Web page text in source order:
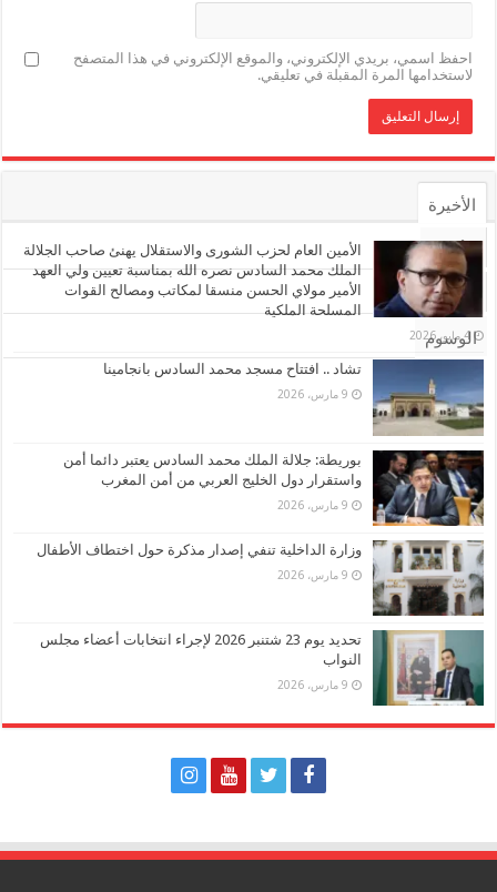
احفظ اسمي، بريدي الإلكتروني، والموقع الإلكتروني في هذا المتصفح
لاستخدامها المرة المقبلة في تعليقي.
الأخيرة
الأشهر
تعليقات
الوسوم
الأمين العام لحزب الشورى والاستقلال يهنئ صاحب الجلالة
الملك محمد السادس نصره الله بمناسبة تعيين ولي العهد
الأمير مولاي الحسن منسقا لمكاتب ومصالح القوات
المسلحة الملكية
4 مايو، 2026
تشاد .. افتتاح مسجد محمد السادس بانجامينا
9 مارس، 2026
بوريطة: جلالة الملك محمد السادس يعتبر دائما أمن
واستقرار دول الخليج العربي من أمن المغرب
9 مارس، 2026
وزارة الداخلية تنفي إصدار مذكرة حول اختطاف الأطفال
9 مارس، 2026
تحديد يوم 23 شتنبر 2026 لإجراء انتخابات أعضاء مجلس
النواب
9 مارس، 2026